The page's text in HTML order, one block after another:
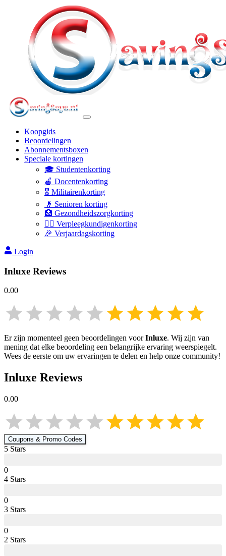
Koopgids
Beoordelingen
Abonnementsboxen
Speciale kortingen
🎓 Studentenkorting
🍎 Docentenkorting
🎖️ Militairenkorting
👴 Senioren korting
🏥 Gezondheidszorgkorting
👩‍⚕️ Verpleegkundigenkorting
🎉 Verjaardagskorting
Login
Inluxe Reviews
0.00
Er zijn momenteel geen beoordelingen voorInluxe. Wij zijn van
mening dat elke beoordeling een belangrijke ervaring weerspiegelt.
Wees de eerste om uw ervaringen te delen en help onze community!
Inluxe Reviews
0.00
Coupons & Promo Codes
5 Stars
0
4 Stars
0
3 Stars
0
2 Stars